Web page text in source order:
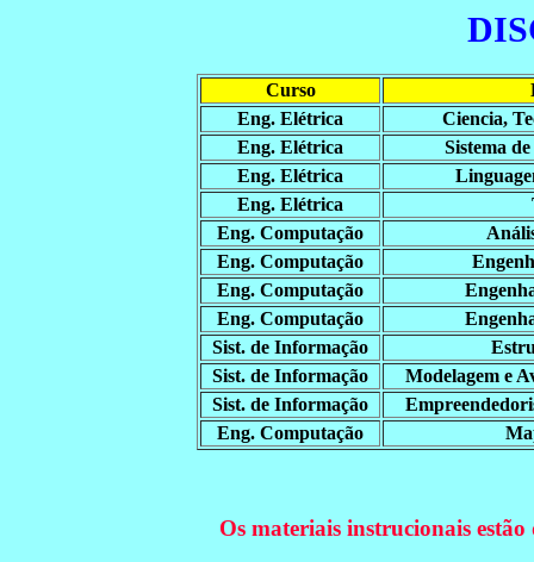
Curso
Eng. Elétrica
Ciencia,
Eng. Elétrica
Sistema
Eng. Elétrica
Eng. Elétrica
Eng. Computação
Eng. Computação
Eng. Computação
Eng. Computação
Sist. de Informação
Sist. de Informação
Modelagem e
Sist. de Informação
Eng. Computação
Os materiais instrucionais